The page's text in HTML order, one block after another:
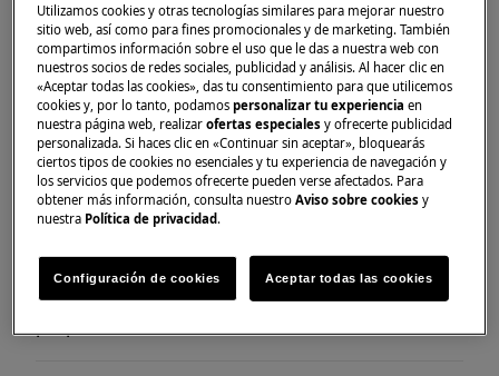
La lavadora toma agua cuando está
apagada
La lavadora muestra el mensaje de error
E10, E11, C1, o emite 1 pitido o 1
parpadeo
La lavadora muestra el mensaje de error
EF0, EFo, EF3 o emite 15 pitidos o 15
Utilizamos cookies y otras tecnologías similares para mejorar nuestro
sitio web, así como para fines promocionales y de marketing. También
compartimos información sobre el uso que le das a nuestra web con
nuestros socios de redes sociales, publicidad y análisis. Al hacer clic en
«Aceptar todas las cookies», das tu consentimiento para que utilicemos
cookies y, por lo tanto, podamospersonalizar tu experienciaen
nuestra página web, realizarofertas especiales y ofrecerte publicidad
personalizada. Si haces clic en «Continuar sin aceptar», bloquearás
ciertos tipos de cookies no esenciales y tu experiencia de navegación y
los servicios que podemos ofrecerte pueden verse afectados. Para
obtener más información, consulta nuestroAviso sobre cookies y
nuestra Política de privacidad .
Configuración de cookies Aceptar todas las cookies